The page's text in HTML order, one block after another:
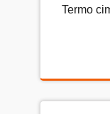
Termo